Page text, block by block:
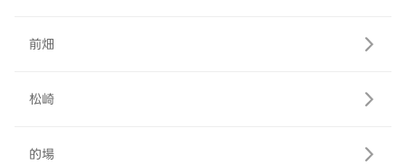
前畑
松崎
的場